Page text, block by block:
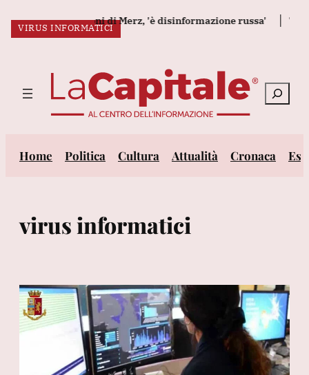
ULTIM’ORA:
le dimissioni di Merz, 'è disinformazione russa'
Cerca
Home Politica Cultura Attualità Cronaca
virus informatici
VIRUS INFORMATICI